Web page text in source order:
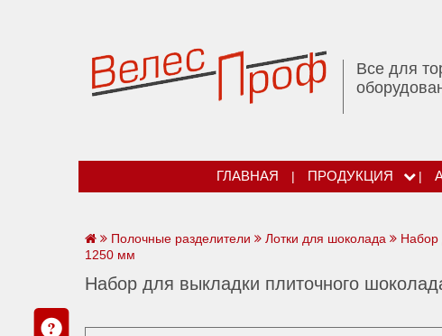
Все для
ГЛАВНАЯ | ПРОДУКЦИЯ |
Полочные разделители Лотки для шоколада
Набор
1250 мм
Набор для выкладки плиточного